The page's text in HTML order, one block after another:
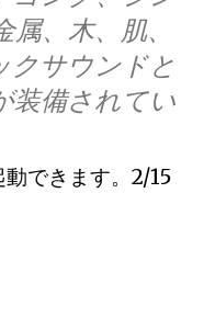
、木、肌、
クサウンドと
装備されてい
できます。2/15